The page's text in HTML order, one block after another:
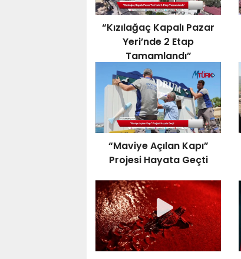
“Kızılağaç Kapalı Pazar
Yeri’nde 2 Etap
Tamamlandı”
“Maviye Açılan Kapı”
Projesi Hayata Geçti